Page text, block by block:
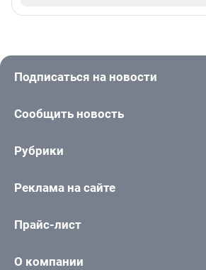
Подписаться на новости
Сообщить новость
Рубрики
Реклама на сайте
Прайс-лист
О компании